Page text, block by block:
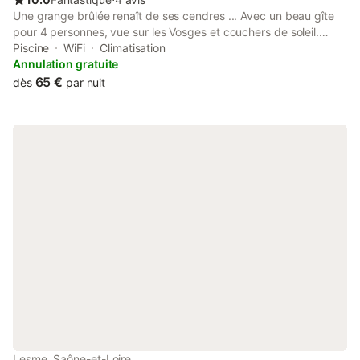
Une grange brûlée renaît de ses cendres ... Avec un beau gîte
pour 4 personnes, vue sur les Vosges et couchers de soleil.
Climatisation. Terrasse couverte, bibliothèque. Piscine du 1er
juillet au 31 août. Tables d'hôtes à partir de 4 personnes et si
disponibilité. Toute l'année un gîte est disponible pour 4 pers.
Piscine WiFi
Climatisation
Annulation gratuite
dès 65 € par nuit